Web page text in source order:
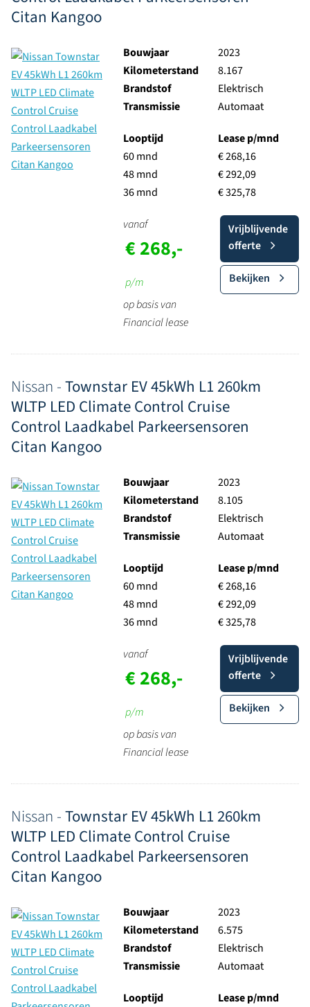
Citan Kangoo
Bouwjaar
2023
Kilometerstand
8.167
Brandstof
Elektrisch
Transmissie
Automaat
Looptijd
60 mnd
48 mnd
36 mnd
Lease p/mnd
€ 268,16
€ 292,09
€ 325,78
vanaf
€ 268,-
p/m
op basis van
Financial lease
Vrijblijvende
offerte
Bekijken
Nissan -Townstar EV 45kWh L1 260km
WLTP LED Climate Control Cruise
Control Laadkabel Parkeersensoren
Citan Kangoo
Bouwjaar
2023
Kilometerstand
8.105
Brandstof
Elektrisch
Transmissie
Automaat
Looptijd
60 mnd
48 mnd
36 mnd
Lease p/mnd
€ 268,16
€ 292,09
€ 325,78
vanaf
€ 268,-
p/m
op basis van
Financial lease
Vrijblijvende
offerte
Bekijken
Nissan -Townstar EV 45kWh L1 260km
WLTP LED Climate Control Cruise
Control Laadkabel Parkeersensoren
Citan Kangoo
Bouwjaar
2023
Kilometerstand
6.575
Brandstof
Elektrisch
Transmissie
Automaat
Looptijd
Lease p/mnd